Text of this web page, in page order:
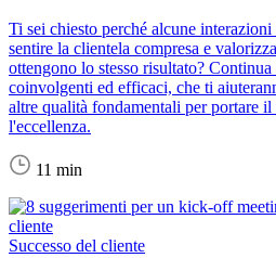
Ti sei chiesto perché alcune
sentire la clientela compresa e
ottengono lo stesso risultato?
coinvolgenti ed efficaci, che ti
altre qualità fondamentali per portare
l'eccellenza.
11 min
Successo del cliente